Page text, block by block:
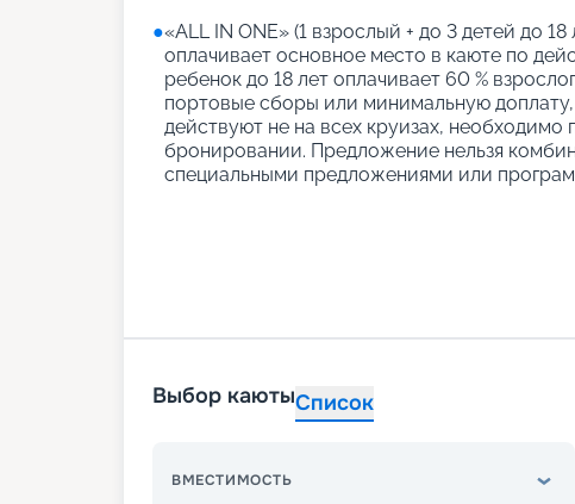
●«АLL IN ONE» (1 взрослый + до 3 детей до
оплачивает основное место в каюте по
ребенок до 18 лет оплачивает 60 %
портовые сборы или минимальную
действуют не на всех круизах, необходимо
бронировании. Предложение нельзя
специальными предложениями или
Выбор каютыСписок
ВМЕСТИМОСТЬ